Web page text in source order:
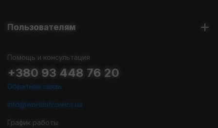
Пользователям
Помощь и консультация
+380 93 448 76 20
Обратная связь
info@worldofcomics.ua
График работы